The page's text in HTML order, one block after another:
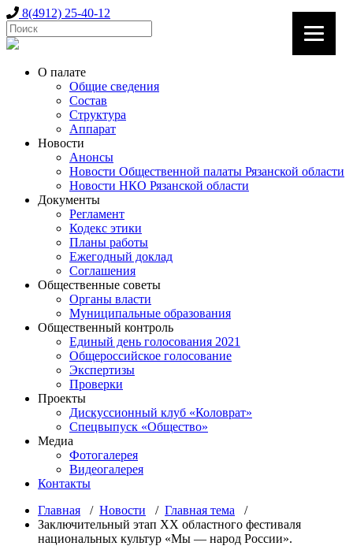
8(4912) 25-40-12
О палате
Общие сведения
Состав
Структура
Аппарат
Новости
Анонсы
Новости Общественной палаты Рязанской области
Новости НКО Рязанской области
Документы
Регламент
Кодекс этики
Планы работы
Ежегодный доклад
Соглашения
Общественные советы
Органы власти
Муниципальные образования
Общественный контроль
Единый день голосования 2021
Общероссийское голосование
Экспертизы
Проверки
Проекты
Дискуссионный клуб «Коловрат»
Спецвыпуск «Общество»
Медиа
Фотогалерея
Видеогалерея
Контакты
Главная / Новости / Главная тема /
Заключительный этап XX областного фестиваля
национальных культур «Мы — народ России».